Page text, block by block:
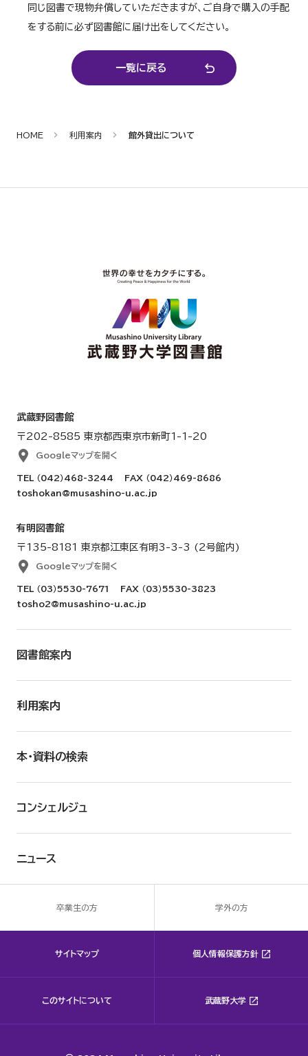
同じ図書で現物弁償していただきますが、ご自身で購入の手配
をする前に必ず図書館に届け出をしてください。
一覧に戻る
HOME 利用案内 館外貸出について
武蔵野図書館
〒202-8585 東京都西東京市新町1-1-20
Googleマップを開く
TEL （042）468-3244
FAX （042）469-8686
toshokan@musashino-u.ac.jp
有明図書館
〒135-8181 東京都江東区有明3-3-3 (2号館内)
Googleマップを開く
TEL （03）5530-7671
FAX （03）5530-3823
tosho2@musashino-u.ac.jp
図書館案内
利用案内
本・資料の検索
コンシェルジュ
ニュース
卒業生の方 学外の方
サイトマップ 個人情報保護方針
このサイトについて 武蔵野大学